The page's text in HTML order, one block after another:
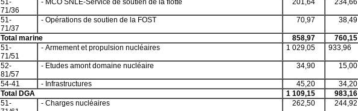
71/36
51-
71/37
- Opérations de soutien de la FOST 70,97 38,49
Total marine 858,97 760,15
51-
71/51
- Armement et propulsion nucléaires 1 029,05 933,96
52-
81/57
- Etudes amont domaine nucléaire 34,90 15,00
54-41 - Infrastructures 45,20 34,20
Total DGA
1 109,15 983,16
51-
- Charges nucléaires 262,50 244,92